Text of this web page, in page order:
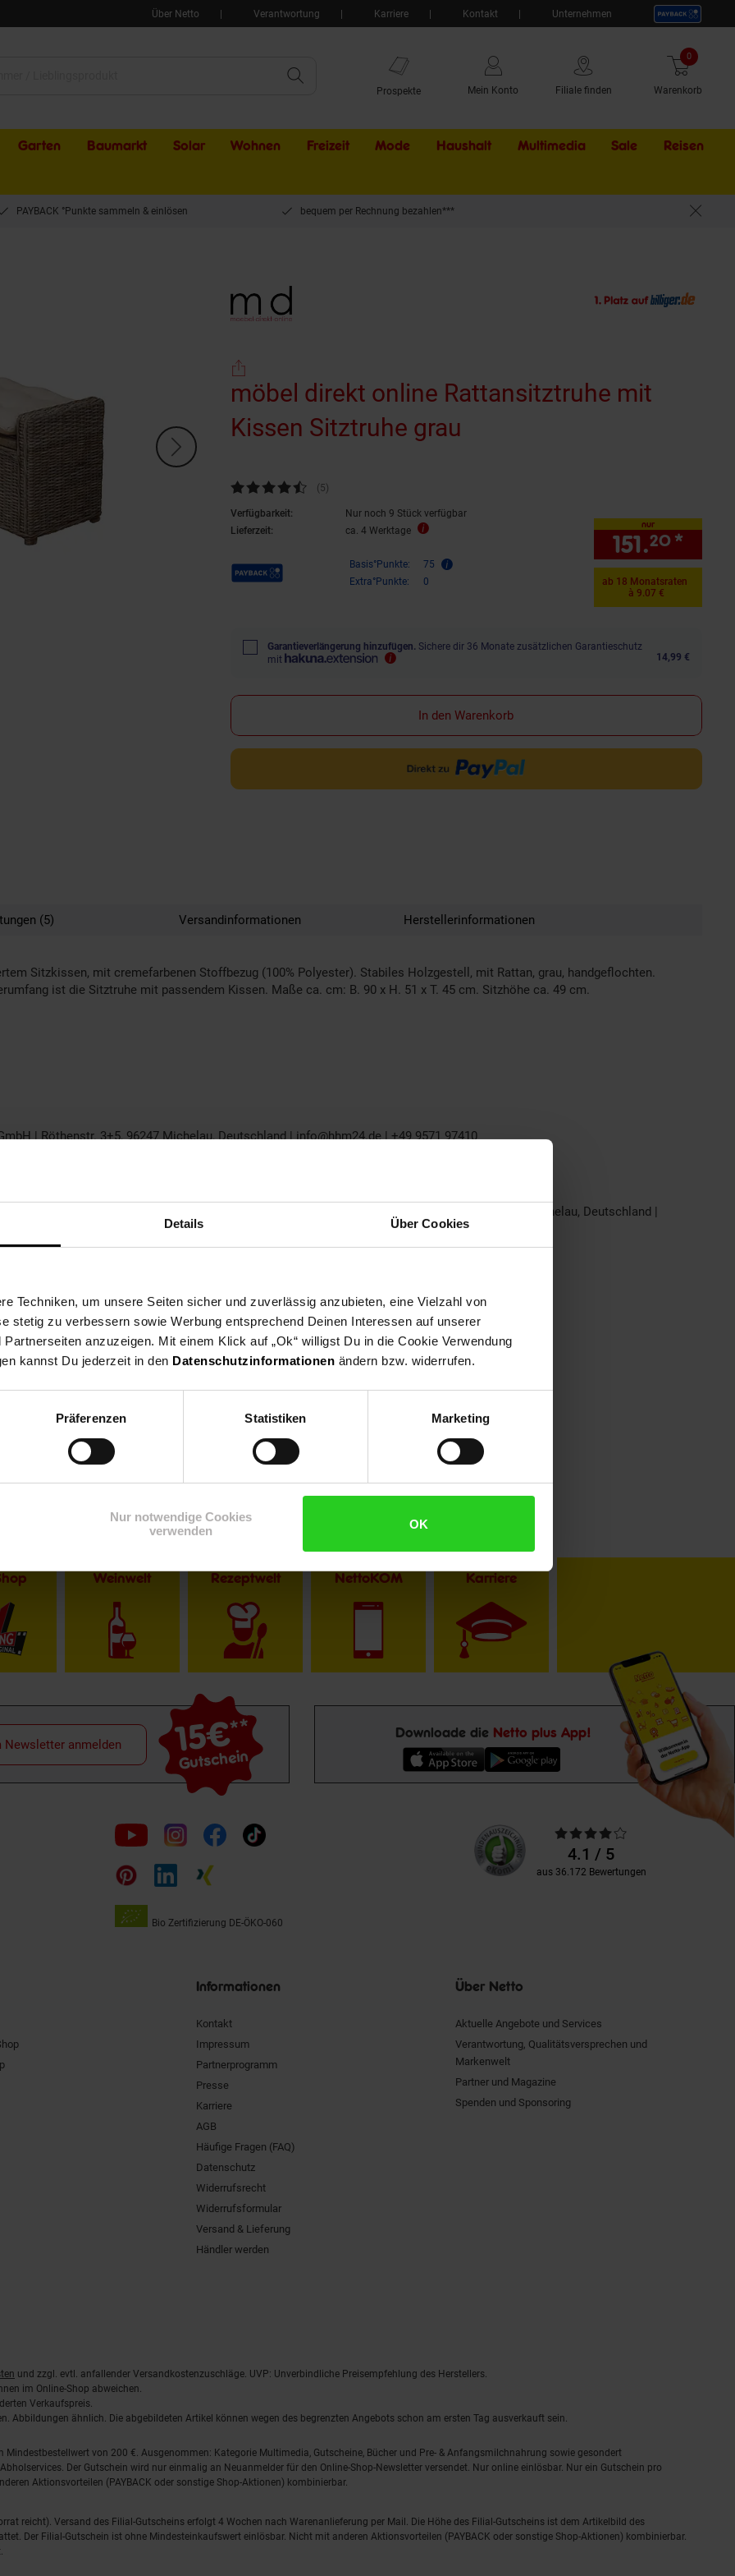
Details Über Cookies
Techniken, um unsere Seiten sicher und zuverlässig anzubieten, eine Vielzahl von
stetig zu verbessern sowie Werbung entsprechend Deinen Interessen auf unserer
anzuzeigen. Mit einem Klick auf „Ok“ willigst Du in die Cookie Verwendung
kannst Du jederzeit in den Datenschutzinformationen ändern bzw. widerrufen.
Präferenzen Statistiken Marketing
Nur notwendige Cookies
verwenden
OK
Über Netto Verantwortung Karriere Kontakt Unternehmen
Prospekte Mein Konto Filiale finden Warenkorb
0 Artikel
Garten Baumarkt Solar Wohnen Freizeit Mode Haushalt Multimedia Sale Externer
Reisen
PAYBACK °Punkte sammeln & einlösen bequem per Rechnung bezahlen***
möbel direkt online Rattansitztruhe mit
Kissen Sitztruhe grau
Kundenbewertung: 4,6 von 5 Sternen
(5Kundenbewertungen
)
Verfügbarkeit:
Nur noch 9 Stück verfügbar
Lieferzeit:
ca. 4 Werktage
Payback Punkte Basis°Punkte:
75
Extra°Punkte:
0
nur
151.20 *
ab 18 Monatsraten
à 9.07 €
Garantieverlängerung hinzufügen. Sichere dir 36 Monate zusätzlichen Garantieschutz
mit
14,99 €
In den Warenkorb
(5) Versandinformationen Herstellerinformationen
Sitzkissen, mit cremefarbenen Stoffbezug (100% Polyester). Stabiles Holzgestell, mit Rattan, grau, handgeflochten.
ist die Sitztruhe mit passendem Kissen. Maße ca. cm: B. 90 x H. 51 x T. 45 cm. Sitzhöhe ca. 49 cm.
| Röthenstr. 3+5, 96247 Michelau, Deutschland | info@hhm24.de | +49 9571 97410
| info@hhm24.de | +49 9571 97410: Heinz Hofmann GmbH | Röthenstr. 3+5, 96247 Michelau, Deutschland |
Weinwelt Rezeptwelt NettoKOM Karriere
15€**
Gutschein
Newsletter anmelden
Downloade die Netto plus App!
Folge
uns
auf
Bio Zertifizierung DE-ÖKO-060
Unsere
Kundenbewertungen
Durchschnittliche
Bewertungen4.1 / 5
aus 36.172 Bewertungen
Informationen
Kontakt
Impressum
Partnerprogramm
Presse
Karriere
AGB
Häufige Fragen (FAQ)
Datenschutz
Widerrufsrecht
Widerrufsformular
Versand & Lieferung
Händler werden
Über Netto
Aktuelle Angebote und Services
Verantwortung, Qualitätsversprechen und
Markenwelt
Partner und Magazine
Spenden und Sponsoring
und zzgl. evtl. anfallender Versandkostenzuschläge. UVP: Unverbindliche Preisempfehlung des Herstellers.
im Online-Shop abweichen.
Verkaufspreis.
Abbildungen ähnlich. Die abgebildeten Artikel können wegen des begrenzten Angebots schon am ersten Tag ausverkauft sein.
von 200 €. Ausgenommen: Kategorie Multimedia, Gutscheine, Bücher und Pre- & Anfangsmilchnahrung sowie gesondert
Der Gutschein wird nur einmalig an Neuanmelder für den Online-Shop-Newsletter versendet. Nur online einlösbar. Nur ein Gutschein pro
Aktionsvorteilen (PAYBACK oder sonstige Shop-Aktionen) kombinierbar.
reicht). Versand des Filial-Gutscheins erfolgt 4 Wochen nach Warenanlieferung per Mail. Die Höhe des Filial-Gutscheins ist dem Artikelbild des
Der Filial-Gutschein ist ohne Mindesteinkaufswert einlösbar. Nicht mit anderen Aktionsvorteilen (PAYBACK oder sonstige Shop-Aktionen) kombinierbar.